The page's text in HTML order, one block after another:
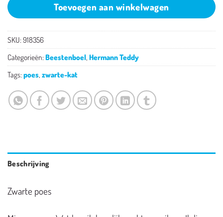
Toevoegen aan winkelwagen
SKU: 918356
Categorieën: Beestenboel, Hermann Teddy
Tags: poes, zwarte-kat
Beschrijving
Zwarte poes